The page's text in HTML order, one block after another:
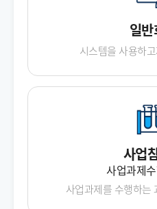
일
시스템을 사용하
사업
사업과제
사업과제를 수행하는